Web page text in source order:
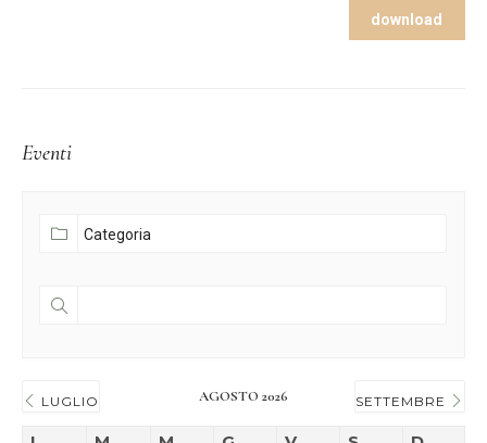
download
Eventi
LUGLIO AGOSTO 2026 SETTEMBRE